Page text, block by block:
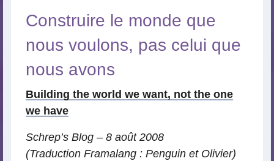
Construire le monde que
nous voulons, pas celui que
nous avons
Building the world we want, not the one
we have
Schrep’s Blog – 8 août 2008
(Traduction Framalang : Penguin et Olivier)